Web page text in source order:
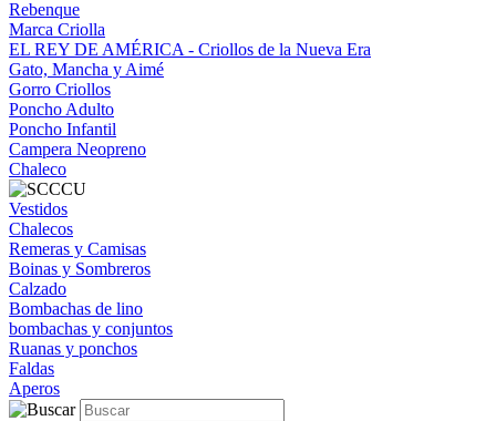
Rebenque
Marca Criolla
EL REY DE AMÉRICA - Criollos de la Nueva Era
Gato, Mancha y Aimé
Gorro Criollos
Poncho Adulto
Poncho Infantil
Campera Neopreno
Chaleco
Vestidos
Chalecos
Remeras y Camisas
Boinas y Sombreros
Calzado
Bombachas de lino
bombachas y conjuntos
Ruanas y ponchos
Faldas
Aperos